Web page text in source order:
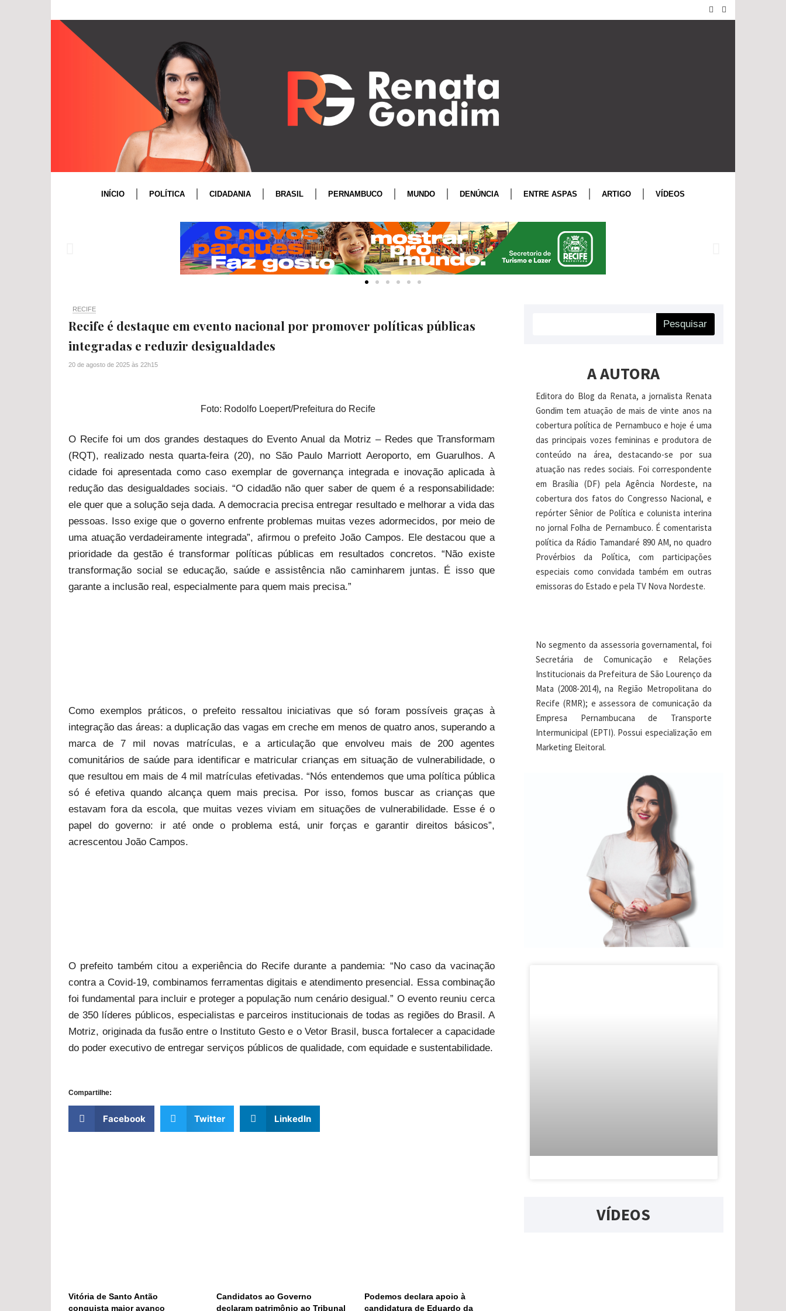
INÍCIO POLÍTICA CIDADANIA BRASIL PERNAMBUCO MUNDO DENÚNCIA ENTRE ASPAS ARTIGO VÍDEOS
RECIFE
Recife é destaque em evento nacional por promover políticas públicas
integradas e reduzir desigualdades
20 de agosto de 2025 às 22h15
Foto: Rodolfo Loepert/Prefeitura do Recife
O Recife foi um dos grandes destaques do Evento Anual da Motriz – Redes que Transformam
(RQT), realizado nesta quarta-feira (20), no São Paulo Marriott Aeroporto, em Guarulhos. A
cidade foi apresentada como caso exemplar de governança integrada e inovação aplicada à
redução das desigualdades sociais. “O cidadão não quer saber de quem é a responsabilidade:
ele quer que a solução seja dada. A democracia precisa entregar resultado e melhorar a vida das
pessoas. Isso exige que o governo enfrente problemas muitas vezes adormecidos, por meio de
uma atuação verdadeiramente integrada”, afirmou o prefeito João Campos. Ele destacou que a
prioridade da gestão é transformar políticas públicas em resultados concretos. “Não existe
transformação social se educação, saúde e assistência não caminharem juntas. É isso que
garante a inclusão real, especialmente para quem mais precisa.”
Como exemplos práticos, o prefeito ressaltou iniciativas que só foram possíveis graças à
integração das áreas: a duplicação das vagas em creche em menos de quatro anos, superando a
marca de 7 mil novas matrículas, e a articulação que envolveu mais de 200 agentes
comunitários de saúde para identificar e matricular crianças em situação de vulnerabilidade, o
que resultou em mais de 4 mil matrículas efetivadas. “Nós entendemos que uma política pública
só é efetiva quando alcança quem mais precisa. Por isso, fomos buscar as crianças que
estavam fora da escola, que muitas vezes viviam em situações de vulnerabilidade. Esse é o
papel do governo: ir até onde o problema está, unir forças e garantir direitos básicos”,
acrescentou João Campos.
O prefeito também citou a experiência do Recife durante a pandemia: “No caso da vacinação
contra a Covid-19, combinamos ferramentas digitais e atendimento presencial. Essa combinação
foi fundamental para incluir e proteger a população num cenário desigual.” O evento reuniu cerca
de 350 líderes públicos, especialistas e parceiros institucionais de todas as regiões do Brasil. A
Motriz, originada da fusão entre o Instituto Gesto e o Vetor Brasil, busca fortalecer a capacidade
do poder executivo de entregar serviços públicos de qualidade, com equidade e sustentabilidade.
Compartilhe:
Facebook Twitter LinkedIn
Vitória de Santo Antão
conquista maior avanço
Candidatos ao Governo
declaram patrimônio ao Tribunal
Podemos declara apoio à
candidatura de Eduardo da
Pesquisar
A AUTORA
Editora do Blog da Renata, a jornalista Renata
Gondim tem atuação de mais de vinte anos na
cobertura política de Pernambuco e hoje é uma
das principais vozes femininas e produtora de
conteúdo na área, destacando-se por sua
atuação nas redes sociais. Foi correspondente
em Brasília (DF) pela Agência Nordeste, na
cobertura dos fatos do Congresso Nacional, e
repórter Sênior de Política e colunista interina
no jornal Folha de Pernambuco. É comentarista
política da Rádio Tamandaré 890 AM, no quadro
Provérbios da Política, com participações
especiais como convidada também em outras
emissoras do Estado e pela TV Nova Nordeste.
No segmento da assessoria governamental, foi
Secretária de Comunicação e Relações
Institucionais da Prefeitura de São Lourenço da
Mata (2008-2014), na Região Metropolitana do
Recife (RMR); e assessora de comunicação da
Empresa Pernambucana de Transporte
Intermunicipal (EPTI). Possui especialização em
Marketing Eleitoral.
VÍDEOS